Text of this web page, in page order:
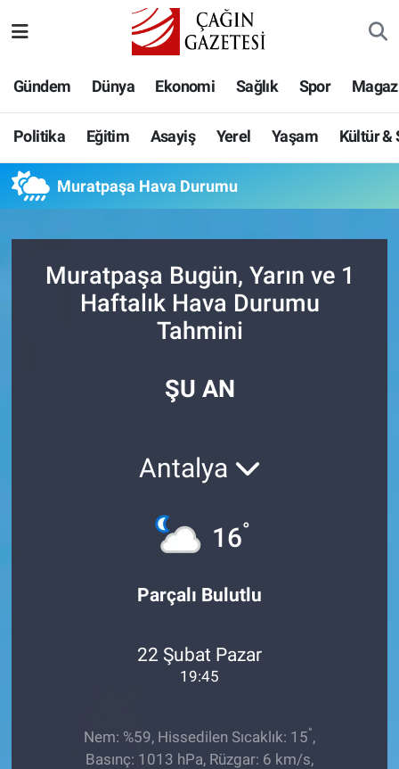
Gündem Dünya Ekonomi Sağlık Spor
Politika Eğitim Asayiş Yerel Yaşam Kültür &
Muratpaşa Hava Durumu
Muratpaşa Bugün, Yarın ve 1
Haftalık Hava Durumu
Tahmini
ŞU AN
Antalya
16°
Parçalı Bulutlu
22 Şubat Pazar
19:45
Nem: %59, Hissedilen Sıcaklık: 15°,
Basınç: 1013 hPa, Rüzgar: 6 km/s,
Eğitim
Asayiş
Yerel
Kültür & Sanat
Hava Durumu
Namaz Vakitleri
Trafik Durumu
Tüm Manşetler
Son Dakika Haberleri